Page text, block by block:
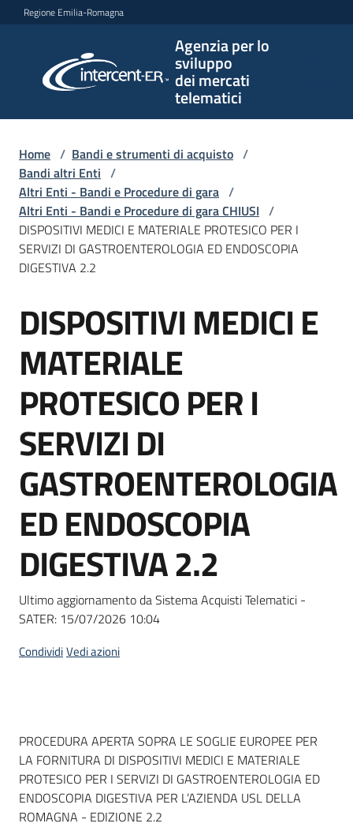
Vai al contenuto
Vai alla navigazione
Vai al footer
Regione Emilia-Romagna
Agenzia per lo
sviluppo
dei mercati
telematici
per lo
sviluppo
telematici
L'Agenzia
e
strumenti
acquisto
Supporto
Piattaforme
telematiche
English
site
su
Home / Bandi e strumenti di acquisto /
Bandi altri Enti /
Altri Enti - Bandi e Procedure di gara /
Altri Enti - Bandi e Procedure di gara CHIUSI /
DISPOSITIVI MEDICI E MATERIALE PROTESICO PER I
SERVIZI DI GASTROENTEROLOGIA ED ENDOSCOPIA
DIGESTIVA 2.2
Salta al contenuto
DISPOSITIVI MEDICI E
MATERIALE
PROTESICO PER I
SERVIZI DI
GASTROENTEROLOGIA
ED ENDOSCOPIA
DIGESTIVA 2.2
Ultimo aggiornamento da Sistema Acquisti Telematici -
SATER: 15/07/2026 10:04
CondividiVedi azioni
Dati del bando
PROCEDURA APERTA SOPRA LE SOGLIE EUROPEE PER
LA FORNITURA DI DISPOSITIVI MEDICI E MATERIALE
PROTESICO PER I SERVIZI DI GASTROENTEROLOGIA ED
ENDOSCOPIA DIGESTIVA PER L’AZIENDA USL DELLA
ROMAGNA - EDIZIONE 2.2